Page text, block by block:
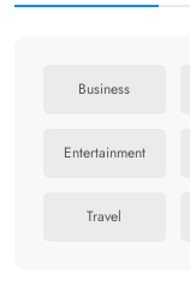
Business
Entertainment
Travel